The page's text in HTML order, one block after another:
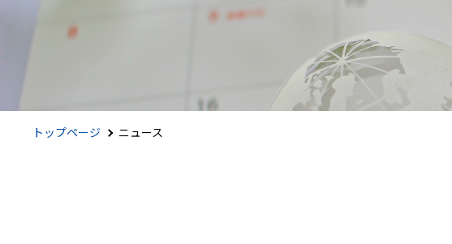
トップページ ニュース